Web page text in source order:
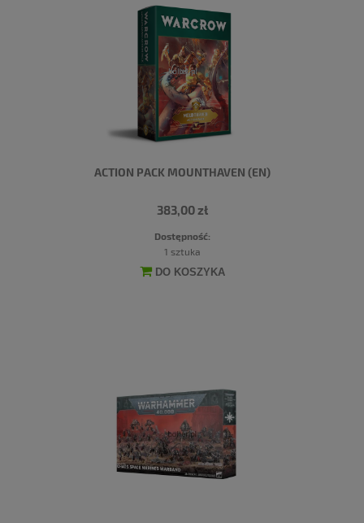
ACTION PACK MOUNTHAVEN (EN)
383,00 zł
Dostępność:
1 sztuka
DO KOSZYKA